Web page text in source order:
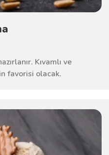
Kıvamlı ve
favorisi olacak.